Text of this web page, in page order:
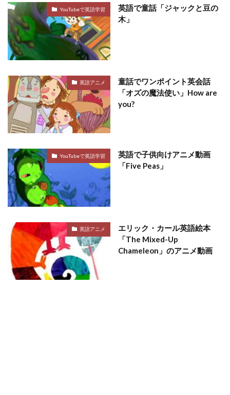
YouTubeで英語学習
英語で童話「ジャックと豆の
木」
英語アニメ
童話でワンポイント英会話
「オズの魔法使い」How are
you?
YouTubeで英語学習
英語で子供向けアニメ動画
「Five Peas」
英語アニメ
エリック・カール英語絵本
「The Mixed-Up
Chameleon」のアニメ動画